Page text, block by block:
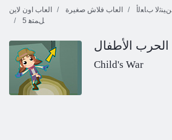
العاب اون لاين
العاب فلاش صغيرة ﻦﻴﻨﺛﻻ ﺏﺎﻌﻟﺃ
5 ﻞﻤﺘﻫ
الحرب الأطفال
Child's War